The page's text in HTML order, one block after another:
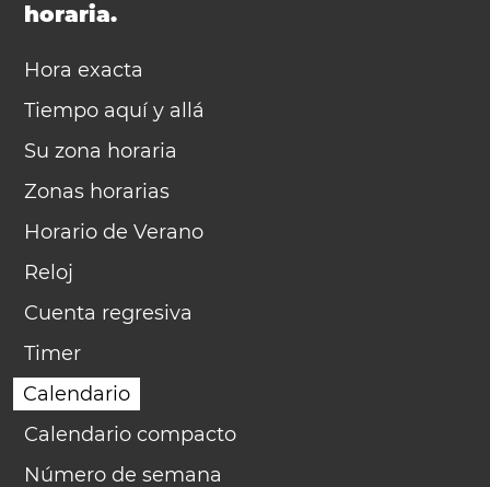
horaria.
Hora exacta
Tiempo aquí y allá
Su zona horaria
Zonas horarias
Horario de Verano
Reloj
Cuenta regresiva
Timer
Calendario
Calendario compacto
Número de semana